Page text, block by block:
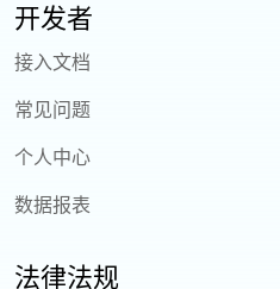
开发者
接入文档
常见问题
个人中心
数据报表
法律法规